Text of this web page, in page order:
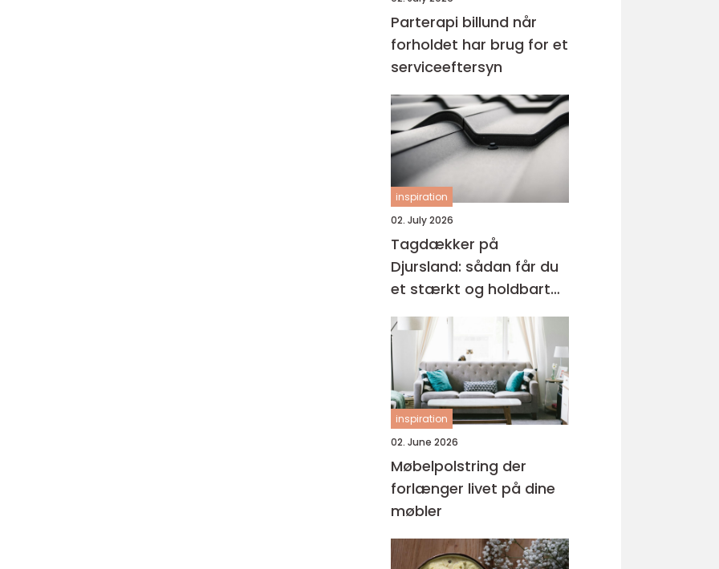
Parterapi billund når
forholdet har brug for et
serviceeftersyn
inspiration
02. July 2026
Tagdækker på
Djursland: sådan får du
et stærkt og holdbart
tag
inspiration
02. June 2026
Møbelpolstring der
forlænger livet på dine
møbler